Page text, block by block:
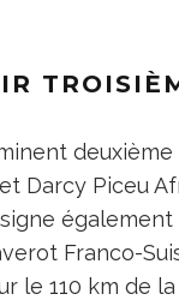
Darcy Piceu
Franco-
le 110 km de